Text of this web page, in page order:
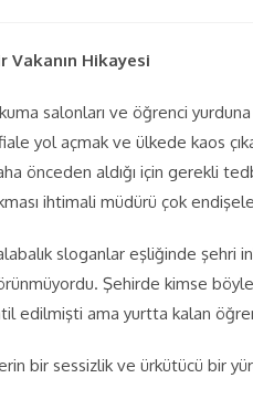
Vakanın Hikayesi
salonları ve öğrenci
yol açmak ve ülkede kaos
önceden aldığı için gerekli
ihtimali müdürü çok
sloganlar eşliğinde şehri
Şehirde kimse
edilmişti ama yurtta kalan
bir sessizlik ve ürkütücü bir